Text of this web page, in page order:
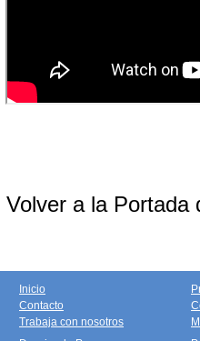
Volver a la Portada
Inicio
Contacto
Trabaja con nosotros